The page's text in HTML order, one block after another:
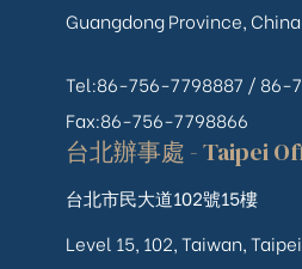
Guangdong Province, China
Tel:86-756-7798887 / 86-
Fax:86-756-7798866
台北辦事處 - Taipei
台北市民大道102號15樓
Level 15, 102, Taiwan,